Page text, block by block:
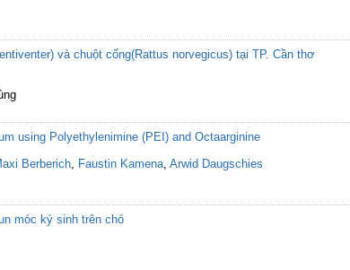
và chuột cống(Rattus norvegicus) tại TP. Cần thơ
using Polyethylenimine (PEI) and Octaarginine
Berberich, Faustin Kamena, Arwid Daugschies
móc ký sinh trên chó